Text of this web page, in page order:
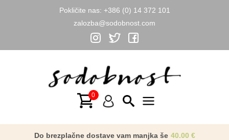
Pokličite nas: +386 (0) 14 372 101
zalozba@sodobnost.com
Menu
Do brezplačne dostave vam manjka še 40.00 €